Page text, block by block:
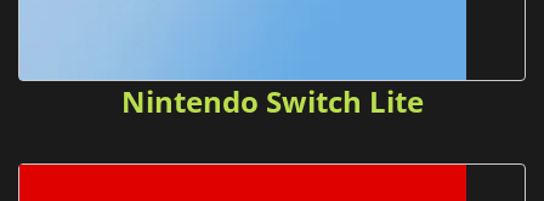
Nintendo Switch Lite